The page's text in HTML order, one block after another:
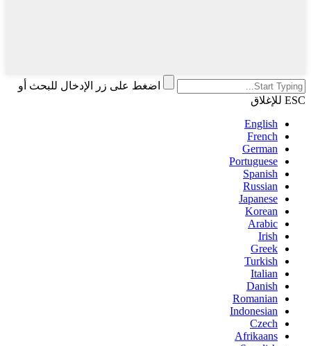
اضغط على زر الإدخال للبحث أو
ESC للإغلاق
English
French
German
Portuguese
Spanish
Russian
Japanese
Korean
Arabic
Irish
Greek
Turkish
Italian
Danish
Romanian
Indonesian
Czech
Afrikaans